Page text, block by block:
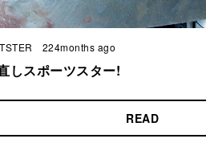
224months ago
しスポーツスター!
READ